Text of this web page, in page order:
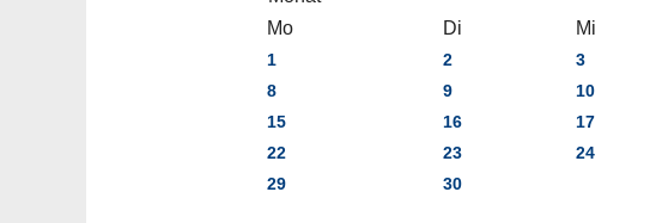
Mo Di Mi
1 2 3
8
9 10
15
16 17
22
23 24
29
30